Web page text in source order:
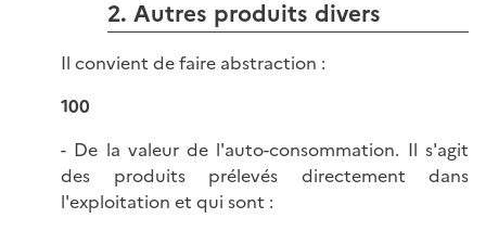
2. Autres produits divers
Il convient de faire abstraction :
100
- De la valeur de l'auto-consommation. Il s'agit
des produits prélevés directement dans
l'exploitation et qui sont :